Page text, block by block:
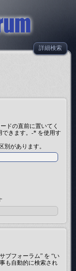
詳細検索
ドの直前に置いてく
できます。-* を使用す
別があります。
ブフォーラム” を “い
も自動的に検索され